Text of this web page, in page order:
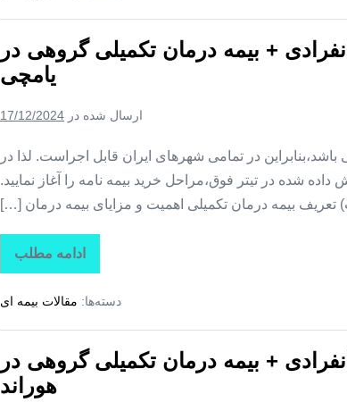
درمان
+
بیمه
درمان
تکمیلی
در
+ بیمه درمان تکمیلی گروهی در
یامچی
ارسال شده در 17/12/2024
باشد،بنابراین در تمامی شهرهای ایران قابل اجراست. لذا در
شده در تیتر فوق،مراحل خرید بیمه نامه را آغاز نمایید.
بیمه درمان تکمیلی اهمیت و مزایای بیمه درمان […]
ادامه مطلب
تاراز
بیمه
بیمه
درمان
+
بیمه
درمان
تکمیلی
دسته‌ها: مقالات بیمه ای
+ بیمه درمان تکمیلی گروهی در
هوراند